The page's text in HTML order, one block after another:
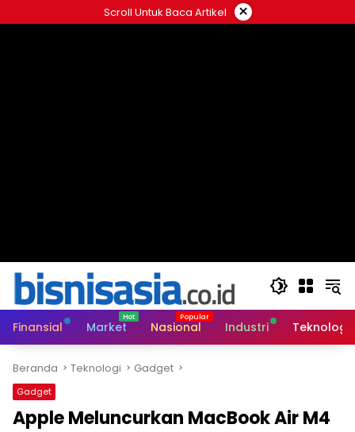
ke
Scroll Untuk Baca Artikel ×
Finansial Market Nasional Industri Teknologi
Beranda Teknologi Gadget
Gadget
Apple Meluncurkan MacBook Air M4